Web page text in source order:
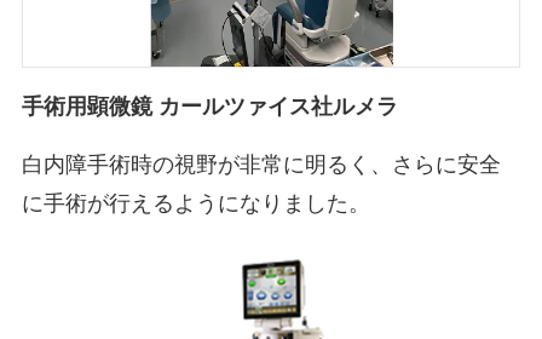
手術用顕微鏡 カールツァイス社ルメラ
白内障手術時の視野が非常に明るく、さらに安全
に手術が行えるようになりました。